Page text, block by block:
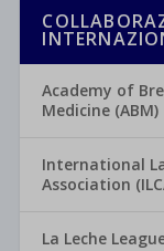
Academy of
Medicine (ABM)
International
Association
La Leche